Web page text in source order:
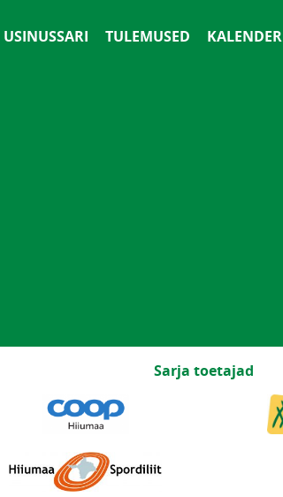
TULEMUSED KALENDER
Sarja toetajad